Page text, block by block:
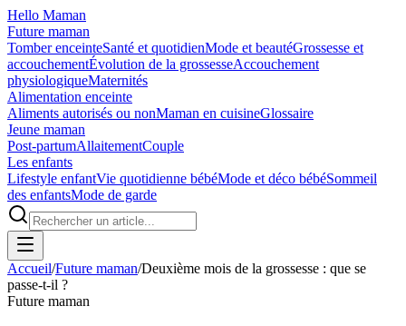
Hello Maman
Future maman
Tomber enceinteSanté et quotidienMode et beautéGrossesse et
accouchementÉvolution de la grossesseAccouchement
physiologiqueMaternités
Alimentation enceinte
Aliments autorisés ou nonMaman en cuisineGlossaire
Jeune maman
Post-partumAllaitementCouple
Les enfants
Lifestyle enfantVie quotidienne bébéMode et déco bébéSommeil
des enfantsMode de garde
Accueil/Future maman/Deuxième mois de la grossesse : que se
passe-t-il ?
Future maman